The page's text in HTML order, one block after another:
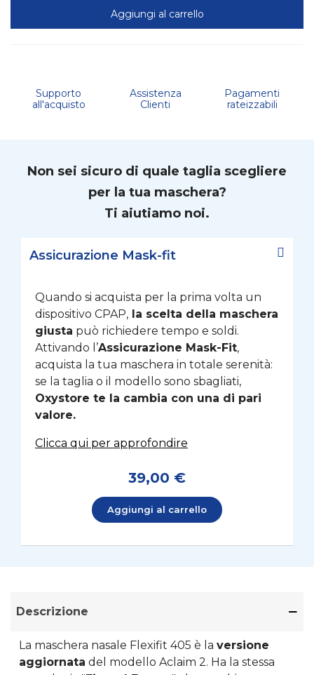
Aggiungi al carrello
Supporto
all'acquisto
Assistenza
Clienti
Pagamenti
rateizzabili
Non sei sicuro di quale taglia scegliere
per la tua maschera?
Ti aiutiamo noi.
Assicurazione Mask-fit
Quando si acquista per la prima volta un
dispositivo CPAP, la scelta della maschera
giusta può richiedere tempo e soldi.
Attivando l’Assicurazione Mask-Fit,
acquista la tua maschera in totale serenità:
se la taglia o il modello sono sbagliati,
Oxystore te la cambia con una di pari
valore.
Clicca qui per approfondire
39,00 €
Aggiungi al carrello
Descrizione
La maschera nasale Flexifit 405 è la versione
aggiornata del modello Aclaim 2. Ha la stessa